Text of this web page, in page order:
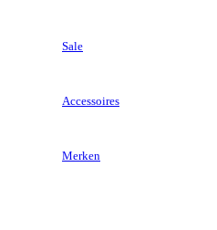
Sale
Accessoires
Merken